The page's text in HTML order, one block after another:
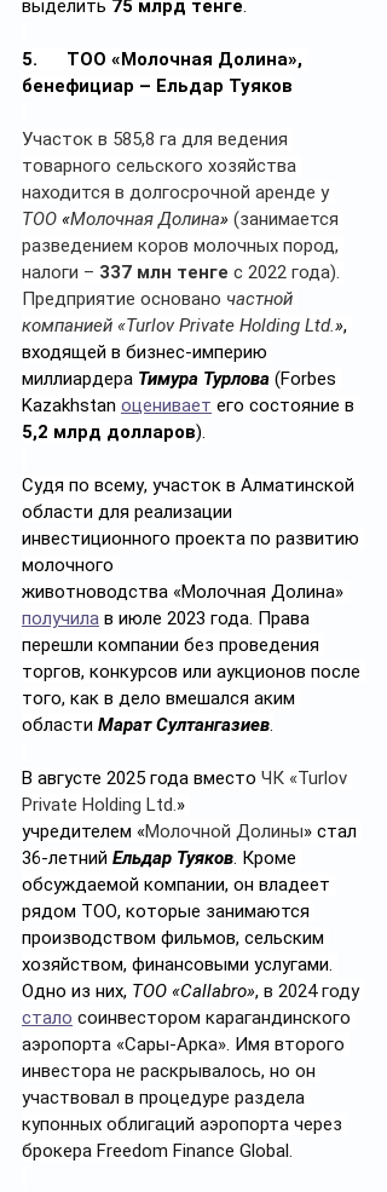
выделить 75 млрд тенге.
5.      ТОО «Молочная Долина»,
бенефициар – Ельдар Туяков
Участок в 585,8 га для ведения
товарного сельского хозяйства
находится в долгосрочной аренде у
ТОО «Молочная Долина» (занимается
разведением коров молочных пород,
налоги – 337 млн тенге с 2022 года).
Предприятие основано частной
компанией «Turlov Private Holding Ltd.»,
входящей в бизнес-империю
миллиардера Тимура Турлова (Forbes
Kazakhstan оценивает его состояние в
5,2 млрд долларов).
Судя по всему, участок в Алматинской
области для реализации
инвестиционного проекта по развитию
молочного
животноводства «Молочная Долина»
получила в июле 2023 года. Права
перешли компании без проведения
торгов, конкурсов или аукционов после
того, как в дело вмешался аким
области Марат Султангазиев.
В августе 2025 года вместо ЧК «Turlov
Private Holding Ltd.»
учредителем «Молочной Долины» стал
36-летний Ельдар Туяков. Кроме
обсуждаемой компании, он владеет
рядом ТОО, которые занимаются
производством фильмов, сельским
хозяйством, финансовыми услугами.
Одно из них, ТОО «Callabro», в 2024 году
стало соинвестором карагандинского
аэропорта «Сары-Арка». Имя второго
инвестора не раскрывалось, но он
участвовал в процедуре раздела
купонных облигаций аэропорта через
брокера Freedom Finance Global.